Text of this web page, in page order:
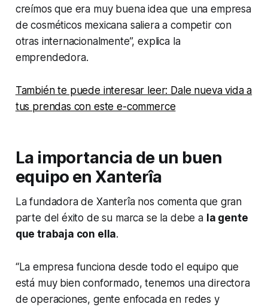
creímos que era muy buena idea que una empresa
de cosméticos mexicana saliera a competir con
otras internacionalmente”, explica la
emprendedora.
También te puede interesar leer: Dale nueva vida a
tus prendas con este e-commerce
La importancia de un buen
equipo en Xanterîa
La fundadora de Xanterîa nos comenta que gran
parte del éxito de su marca se la debe a la gente
que trabaja con ella.
“La empresa funciona desde todo el equipo que
está muy bien conformado, tenemos una directora
de operaciones, gente enfocada en redes y